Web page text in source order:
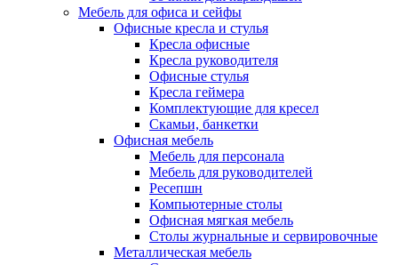
Мебель для офиса и сейфы
Офисные кресла и стулья
Кресла офисные
Кресла руководителя
Офисные стулья
Кресла геймера
Комплектующие для кресел
Скамьи, банкетки
Офисная мебель
Мебель для персонала
Мебель для руководителей
Ресепшн
Компьютерные столы
Офисная мягкая мебель
Столы журнальные и сервировочные
Металлическая мебель